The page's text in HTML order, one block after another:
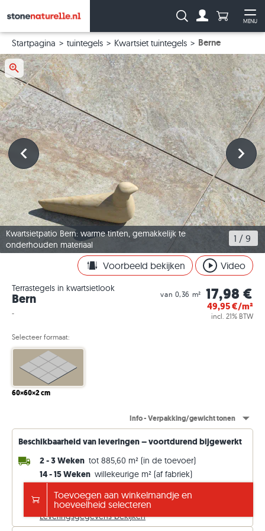
MENU
Zoeken: Aantal
Startpagina tuintegels Kwartsiet tuintegels Berne
Kwartsietpatio Bern: warme tinten, gemakkelijk te
onderhouden materiaal
1 / 9
Voorbeeld bekijken Video
Terrastegels in kwartsietlook
Bern
-
van 0,36 m² 17,98 €
49,95€/m²
incl. 21% BTW
Selecteer formaat:
60×60×2 cm
Info - Verpakking/gewicht tonen
Beschikbaarheid van leveringen – voortdurend bijgewerkt
2 - 3 Weken tot 885,60 m² (in de toevoer)
14 - 15 Weken willekeurige m² (af fabriek)
Gratis verzending vanaf €5000
anders 149 €. Prijzen incl. 21% btw.
Leveringsgegevens bekijken
Toevoegen aan winkelmandje en
hoeveelheid selecteren